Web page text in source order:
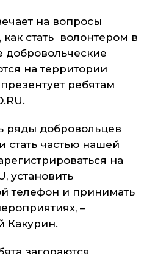
на вопросы
стать волонтером в
добровольческие
на территории
ребятам
ряды добровольцев
стать частью нашей
на
установить
телефон и принимать
–
Какурин.
загораются